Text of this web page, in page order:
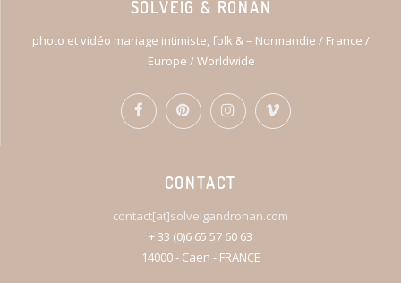
SOLVEIG & RONAN
photo et vidéo mariage intimiste, folk & – Normandie / France /
Europe / Worldwide
CONTACT
contact[at]solveigandronan.com
+ 33 (0)6 65 57 60 63
14000 - Caen - FRANCE